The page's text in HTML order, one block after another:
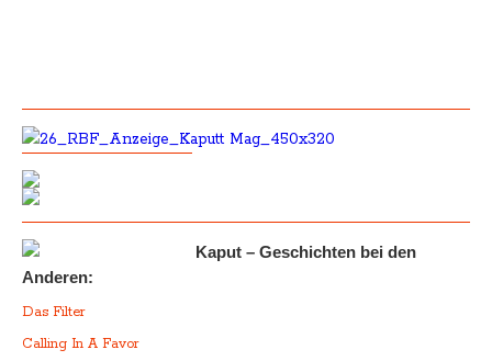
Kaput – Geschichten bei den
Anderen:
Das Filter
Calling In A Favor